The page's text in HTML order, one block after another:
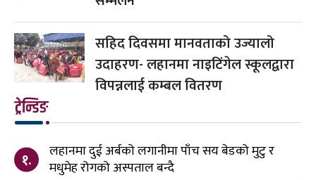
सहिद दिवसमा मानवताको उज्यालो
उदाहरण- लहानमा नाइटिंगेल स्कूलद्वारा
विपन्नलाई कम्बल वितरण
ट्रेन्डिङ
१.
लहानमा दुई अर्बको लगानीमा पाँच सय बेडको मुटु र
मधुमेह रोगको अस्पताल बन्दै